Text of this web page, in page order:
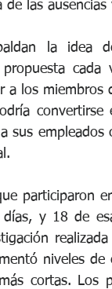
de las
la
cada
a los
sus
participaron
y 18 de
niveles
cortas. Los